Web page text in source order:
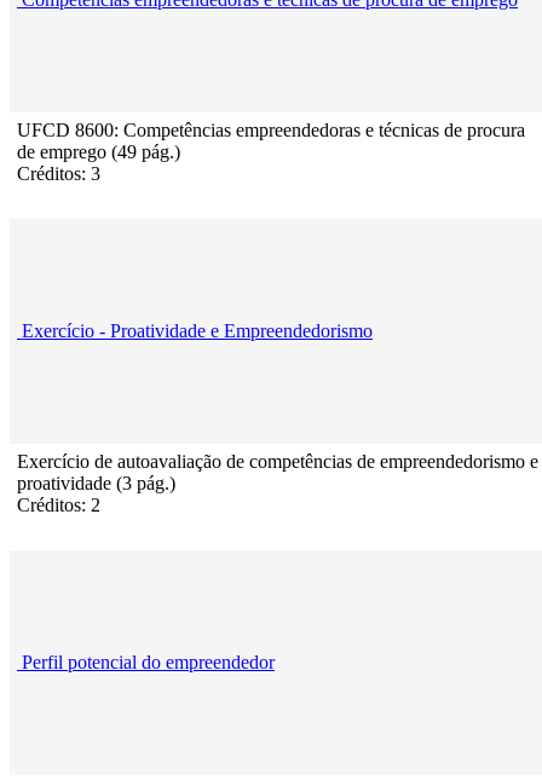
UFCD 8600: Competências empreendedoras e técnicas de procura
de emprego (49 pág.)
Créditos: 3
Exercício - Proatividade e Empreendedorismo
Exercício de autoavaliação de competências de empreendedorismo e
proatividade (3 pág.)
Créditos: 2
Perfil potencial do empreendedor